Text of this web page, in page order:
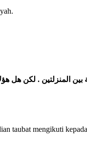
المنزلتين . لكن هل
taubat mengikuti